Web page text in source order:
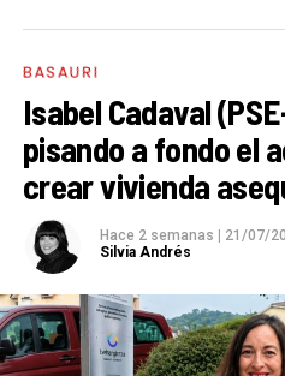
BASAURI
Isabel Cadaval
pisando a fondo el
crear vivienda
Hace 2 semanas
21/07/
Silvia Andrés